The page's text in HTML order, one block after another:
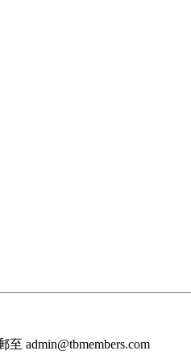
admin@tbmembers.com